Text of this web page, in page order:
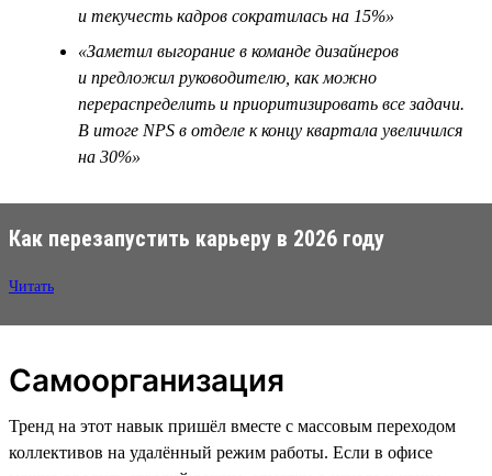
и текучесть кадров сократилась на 15%»
«Заметил выгорание в команде дизайнеров
и предложил руководителю, как можно
перераспределить и приоритизировать все задачи.
В итоге NPS в отделе к концу квартала увеличился
на 30%»
Как перезапустить карьеру в 2026 году
Читать
Самоорганизация
Тренд на этот навык пришёл вместе с массовым переходом
коллективов на удалённый режим работы. Если в офисе